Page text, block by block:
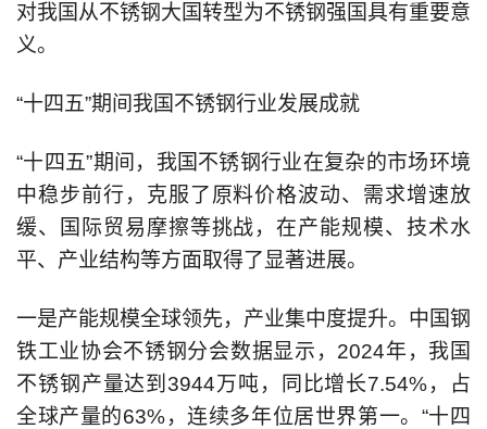
对我国从不锈钢大国转型为不锈钢强国具有重要意
义。
“十四五”期间我国不锈钢行业发展成就
“十四五”期间，我国不锈钢行业在复杂的市场环境
中稳步前行，克服了原料价格波动、需求增速放
缓、国际贸易摩擦等挑战，在产能规模、技术水
平、产业结构等方面取得了显著进展。
一是产能规模全球领先，产业集中度提升。中国钢
铁工业协会不锈钢分会数据显示，2024年，我国
不锈钢产量达到3944万吨，同比增长7.54%，占
全球产量的63%，连续多年位居世界第一。“十四